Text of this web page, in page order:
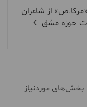
از شاعران
حوزه مشق
بخش‌های موردنیاز